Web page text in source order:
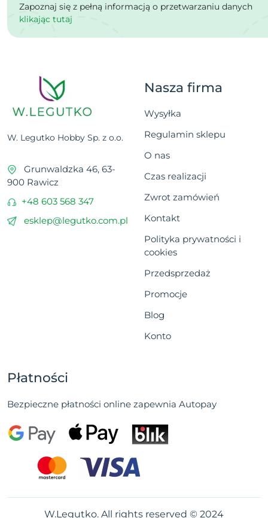
Zapoznaj się z pełną informacją o przetwarzaniu danych
klikając tutaj
W. Legutko Hobby Sp. z o.o.
Grunwaldzka 46, 63-
900 Rawicz
+48 603 568 347
esklep@legutko.com.pl
Nasza firma
Wysyłka
Regulamin sklepu
O nas
Czas realizacji
Zwrot zamówień
Kontakt
Polityka prywatności i
cookies
Przedsprzedaż
Promocje
Blog
Konto
Płatności
Bezpieczne płatności online zapewnia Autopay
W.Legutko. All rights reserved © 2024